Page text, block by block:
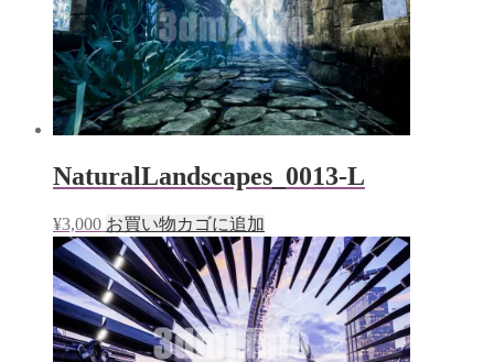
NaturalLandscapes_0013-L
¥3,000 お買い物カゴに追加